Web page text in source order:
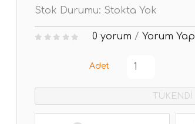
Stok Durumu: Stokta Yok
0 yorum / Yorum Yap
Adet
TÜKENDİ